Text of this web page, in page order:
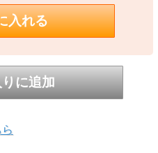
ー等の環境により実際の色味と
共有をしております。
おかけしますが、予めご了承の
し上げます。